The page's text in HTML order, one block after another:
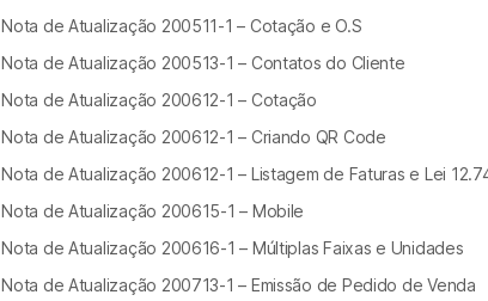
Nota de Atualização 200511-1 – Cotação e O.S
Nota de Atualização 200513-1 – Contatos do Cliente
Nota de Atualização 200612-1 – Cotação
Nota de Atualização 200612-1 – Criando QR Code
Nota de Atualização 200612-1 – Listagem de Faturas e Lei
Nota de Atualização 200615-1 – Mobile
Nota de Atualização 200616-1 – Múltiplas Faixas e Unidades
Nota de Atualização 200713-1 – Emissão de Pedido de Venda